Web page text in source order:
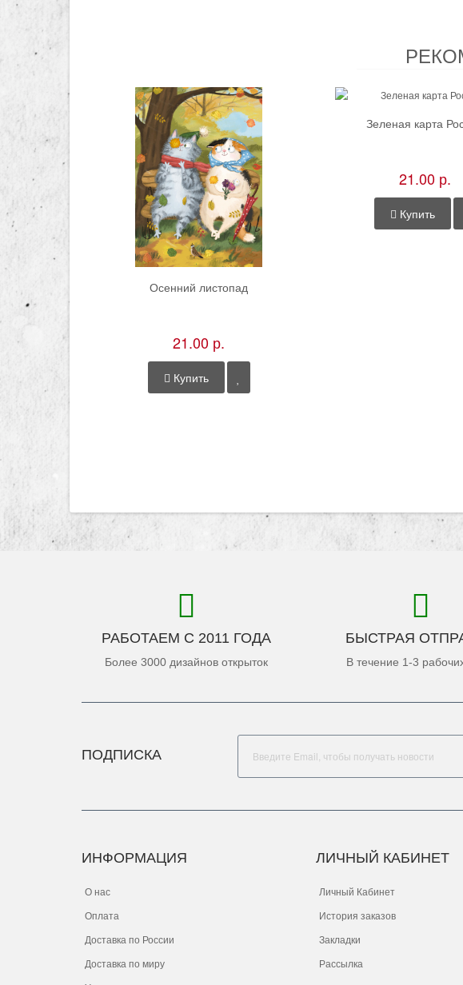
Осенний листопад
21.00 р.
Купить
Зеленая карта
21.00 р.
Купить
РАБОТАЕМ С 2011 ГОДА
Более 3000 дизайнов открыток
БЫСТРАЯ
В течение 1-3
ПОДПИСКА
ИНФОРМАЦИЯ
О нас
Оплата
Доставка по России
Доставка по миру
ЛИЧНЫЙ КАБИНЕТ
Личный Кабинет
История заказов
Закладки
Рассылка